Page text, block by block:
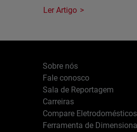
Ler Artigo
Sobre nós
Fale conosco
Sala de Reportagem
Carreiras
Compare
Ferramenta de